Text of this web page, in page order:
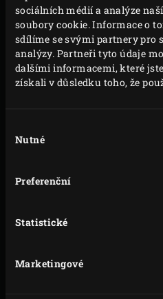
sociálních médií a analýze
soubory cookie. Informace o
sdílíme se svými partnery pro
analýzy. Partneři tyto údaje
dalšími informacemi, které
získali v důsledku toho, že
souhlasu
Nutné
Preferenční
Statistické
Marketingové
půlkruhový nerezový
zvýšený rošt, aby se
kamada a nechte
Mezitím posypte srnčí
2 minuty. Srnčí filet
minuty. Po každém
teploměru
do středu
přidejte telecí vývar a